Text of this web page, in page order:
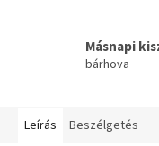
Másnapi
bárhova
Leírás Beszélgetés